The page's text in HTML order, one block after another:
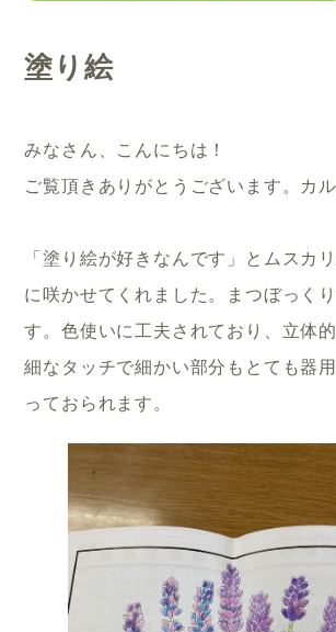
塗り絵
みなさん、こんにちは！
ご覧頂きありがとうございます。カ
「塗り絵が好きなんです」とムスカ
に咲かせてくれました。まつぼっく
す。色使いに工夫されており、立体
細なタッチで細かい部分もとても器
っておられます。